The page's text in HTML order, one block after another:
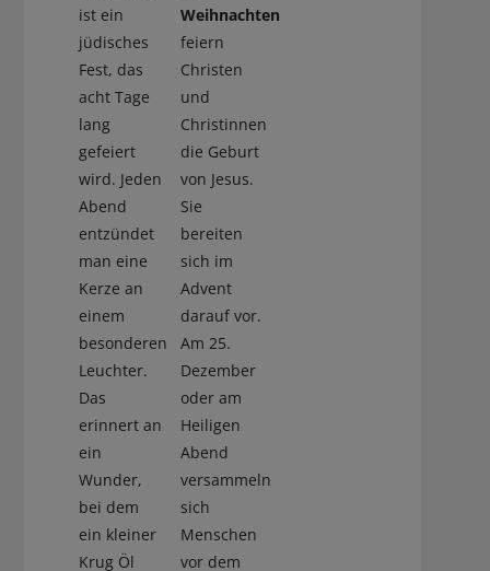
ist ein
jüdisches
Fest, das
acht Tage
lang
gefeiert
wird. Jeden
Abend
entzündet
man eine
Kerze an
einem
besonderen
Leuchter.
Das
erinnert an
ein
Wunder,
bei dem
ein kleiner
Krug Öl
Weihnachten
feiern
Christen
und
Christinnen
die Geburt
von Jesus.
Sie
bereiten
sich im
Advent
darauf vor.
Am 25.
Dezember
oder am
Heiligen
Abend
versammeln
sich
Menschen
vor dem